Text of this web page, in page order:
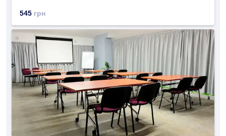
545 грн